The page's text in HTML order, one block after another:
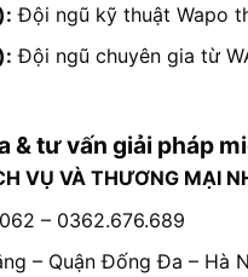
Đội ngũ kỹ thuật Wapo
Đội ngũ chuyên gia từ
& tư vấn giải pháp
VỤ VÀ THƯƠNG MẠI
– 0362.676.689
– Quận Đống Đa – Hà